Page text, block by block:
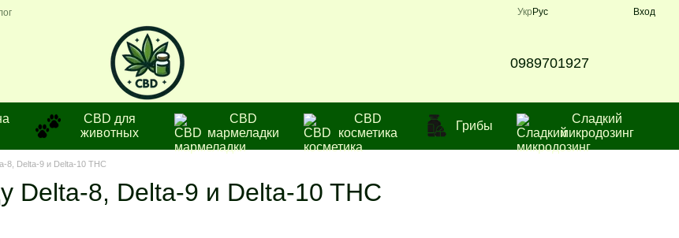
Укр Рус Вход
0989701927
CBD для
животных
СBD
мармеладки
CBD
косметика
Грибы
Сладкий
микродозинг
8, Delta-9 и Delta-10 THC
Delta-8, Delta-9 и Delta-10 THC